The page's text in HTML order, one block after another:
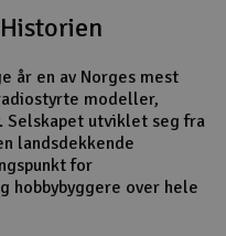
år en av Norges mest
modeller,
Selskapet utviklet seg fra
landsdekkende
for
hobbybyggere over hele